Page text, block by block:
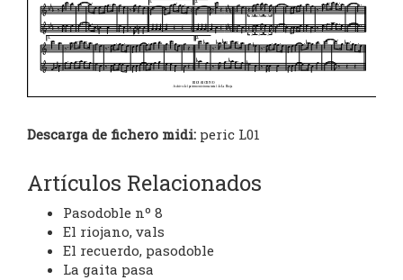
Descarga de fichero midi: peric L01
Artículos Relacionados
Pasodoble nº 8
El riojano, vals
El recuerdo, pasodoble
La gaita pasa